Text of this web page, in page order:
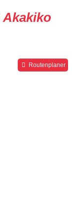
Akakiko
Routenplaner